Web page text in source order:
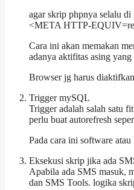
agar skrip phpnya selalu
<META HTTP-
Cara ini akan memakan
adanya aktifitas asing
Browser jg harus
Trigger mySQL
Trigger adalah salah satu
perlu buat autorefresh
Pada cara ini software
Eksekusi skrip jika ada
Apabila ada SMS masuk,
dan SMS Tools. logika